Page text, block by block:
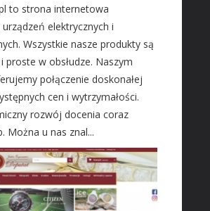
FIZYCZNA
Prawne
to strona internetowa
elektrycznych i
Wszystkie nasze produkty są
proste w obsłudze. Naszym
połączenie doskonałej
cen i wytrzymałości.
rozwój docenia coraz
Można u nas znal...